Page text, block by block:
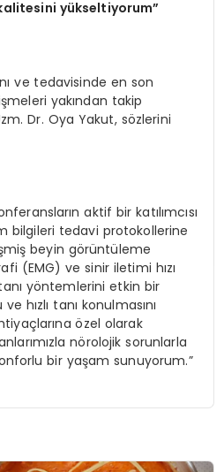
yükseltiyorum”
ve tedavisinde en son
yakından takip
Dr. Oya Yakut, sözlerini
aktif bir katılımcısı
bilgileri tedavi protokollerine
beyin görüntüleme
(EMG) ve sinir iletimi hızı
yöntemlerini etkin bir
hızlı tanı konulmasını
özel olarak
nörolojik sorunlarla
bir yaşam sunuyorum.”